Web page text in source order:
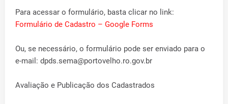
Para acessar o formulário, basta clicar no link:
Formulário de Cadastro – Google Forms
Ou, se necessário, o formulário pode ser enviado para o
e-mail: dpds.sema@portovelho.ro.gov.br
Avaliação e Publicação dos Cadastrados